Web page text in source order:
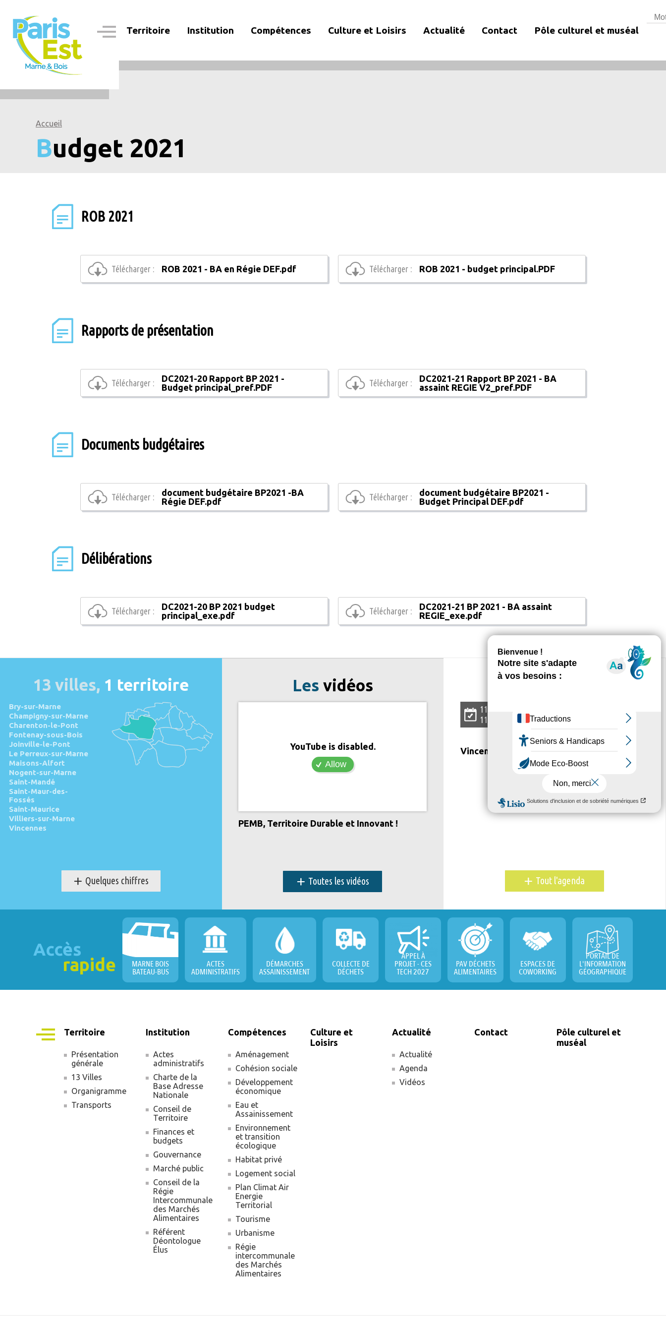
contenu
principal
Navigation
Territoire Institution Compétences Culture et Loisirs Actualité Contact Pôle culturel et muséal
Accueil
Budget 2021
ROB 2021
Télécharger : ROB 2021 - BA en Régie DEF.pdf Télécharger : ROB 2021 - budget principal.PDF
Rapports de présentation
Télécharger :
DC2021-20 Rapport BP 2021 -
Budget principal_pref.PDF
Télécharger :
DC2021-21 Rapport BP 2021 - BA
assaint REGIE V2_pref.PDF
Documents budgétaires
Télécharger :
document budgétaire BP2021 -BA
Régie DEF.pdf
Télécharger :
document budgétaire BP2021 -
Budget Principal DEF.pdf
Délibérations
Télécharger :
DC2021-20 BP 2021 budget
principal_exe.pdf
Télécharger :
DC2021-21 BP 2021 - BA assaint
REGIE_exe.pdf
13 villes, 1 territoire
Bry-sur-Marne
Champigny-sur-Marne
Charenton-le-Pont
Fontenay-sous-Bois
Joinville-le-Pont
Le Perreux-sur-Marne
Maisons-Alfort
Nogent-sur-Marne
Saint-Mandé
Saint-Maur-des-
Fossés
Saint-Maurice
Villiers-sur-Marne
Vincennes
+ Quelques chiffres
Les vidéos
YouTube is disabled.
Allow
PEMB, Territoire Durable et Innovant !
+ Toutes les vidéos
L' agenda
11 07 2026
11 07 2026
Vincennes Estival Club
+ Tout l'agenda
Accès
rapide MARNE BOIS
BATEAU-BUS
ACTES
ADMINISTRATIFS
DÉMARCHES
ASSAINISSEMENT
COLLECTE DE
DÉCHETS
APPEL À
PROJET - CES
TECH 2027
PAV DÉCHETS
ALIMENTAIRES
ESPACES DE
COWORKING
PORTAIL DE
L'INFORMATION
GÉOGRAPHIQUE
Navigation
principale
Territoire
Présentation
générale
13 Villes
Organigramme
Transports
Institution
Actes
administratifs
Charte de la
Base Adresse
Nationale
Conseil de
Territoire
Finances et
budgets
Gouvernance
Marché public
Conseil de la
Régie
Intercommunale
des Marchés
Alimentaires
Référent
Déontologue
Élus
Compétences
Aménagement
Cohésion sociale
Développement
économique
Eau et
Assainissement
Environnement
et transition
écologique
Habitat privé
Logement social
Plan Climat Air
Energie
Territorial
Tourisme
Urbanisme
Régie
intercommunale
des Marchés
Alimentaires
Culture et
Loisirs
Actualité
Actualité
Agenda
Vidéos
Contact
Pôle culturel et
muséal